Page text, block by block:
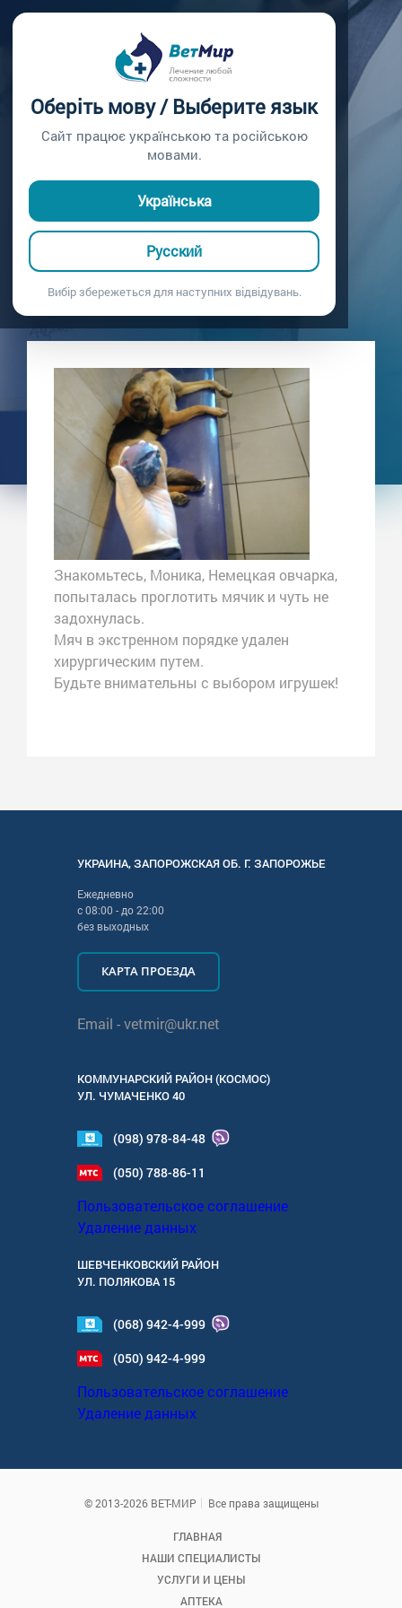
Оберіть мову / Выберите язык
Сайт працює українською та російською
мовами.
Українська
Русский
Вибір збережеться для наступних відвідувань.
УДАЛЕНИЕ МЯЧА
ХИРУРГИЧЕСКИМ
ПУТЕМ.
Удаление мяча хирургическим путем.
15.01.2021
Знакомьтесь, Моника, Немецкая овчарка,
попыталась проглотить мячик и чуть не
задохнулась.
Мяч в экстренном порядке удален
хирургическим путем.
Будьте внимательны с выбором игрушек!
УКРАИНА,ЗАПОРОЖСКАЯОБ. Г. ЗАПОРОЖЬЕ
Ежедневно
с08:00 - до22:00
без выходных
КАРТА ПРОЕЗДА
Email -vetmir@ukr.net
КОММУНАРСКИЙ РАЙОН (КОСМОС)
УЛ. ЧУМАЧЕНКО 40
(098) 978-84-48
(050) 788-86-11
Пользовательское соглашение
Удаление данных
ШЕВЧЕНКОВСКИЙ РАЙОН
УЛ. ПОЛЯКОВА 15
(068) 942-4-999
(050) 942-4-999
Пользовательское соглашение
Удаление данных
© 2013-2026 ВЕТ-МИР Все права защищены
ГЛАВНАЯ
НАШИ СПЕЦИАЛИСТЫ
УСЛУГИ И ЦЕНЫ
АПТЕКА